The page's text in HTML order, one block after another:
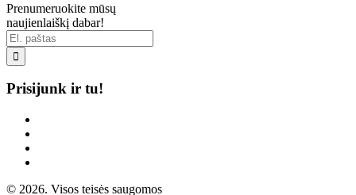
Prenumeruokite mūsų
naujienlaiškį dabar!

Prisijunk ir tu!
© 2026. Visos teisės saugomos